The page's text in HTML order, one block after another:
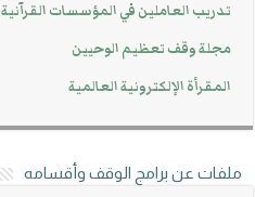
تدريب العاملين في المؤسسات القرآنية
مجلة وقف تعظيم الوحيين
المقرأة الإلكترونية العالمية
ملفات عن برامج الوقف وأقسامه